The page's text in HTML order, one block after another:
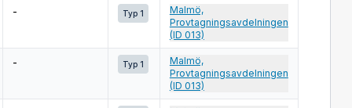
- Typ 1
Malmö,
Provtagningsavdelningen
(ID 013)
- Typ 1
Malmö,
Provtagningsavdelningen
(ID 013)